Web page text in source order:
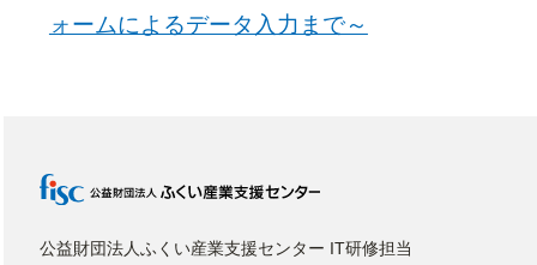
ォームによるデータ入力まで～
公益財団法人ふくい産業支援センター IT研修担当